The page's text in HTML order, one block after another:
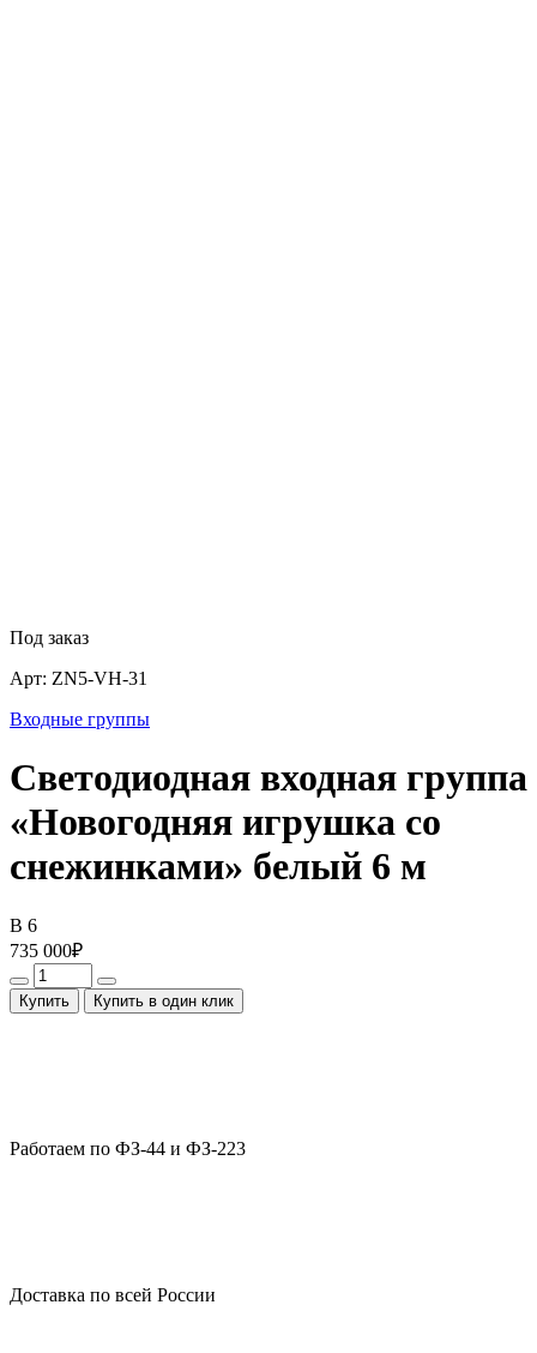
Под заказ
Арт: ZN5-VH-31
Входные группы
Светодиодная входная группа
«Новогодняя игрушка со
снежинками» белый 6 м
В 6
735 000₽
Купить Купить в один клик
Работаем по ФЗ-44 и ФЗ-223
Доставка по всей России